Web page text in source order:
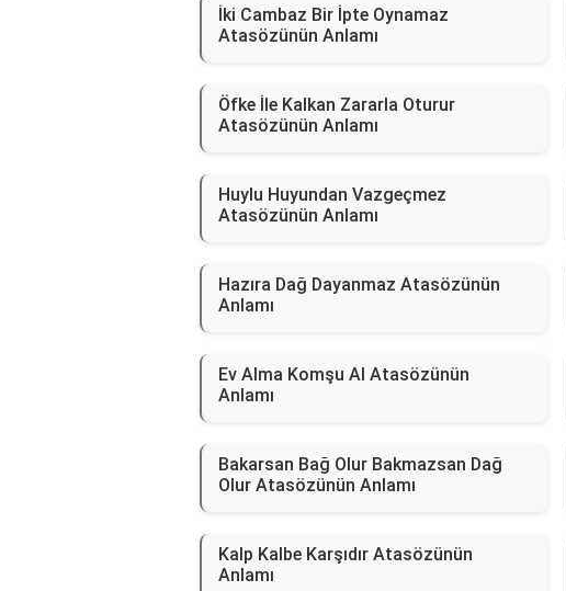
İki Cambaz Bir İpte Oynamaz
Atasözünün Anlamı
Öfke İle Kalkan Zararla Oturur
Atasözünün Anlamı
Huylu Huyundan Vazgeçmez
Atasözünün Anlamı
Hazıra Dağ Dayanmaz Atasözünün
Anlamı
Ev Alma Komşu Al Atasözünün
Anlamı
Bakarsan Bağ Olur Bakmazsan Dağ
Olur Atasözünün Anlamı
Kalp Kalbe Karşıdır Atasözünün
Anlamı